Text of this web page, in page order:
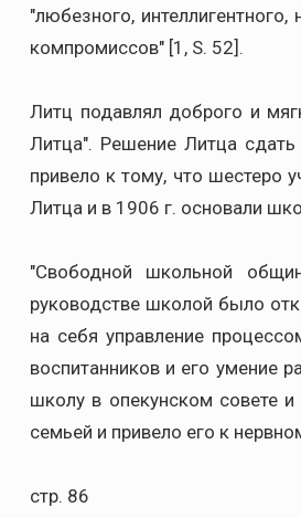
"любезного,
компромиссов" [1, S. 52].
Литц подавлял доброго и
Литца". Решение Литца
привело к тому, что шестеро
Литца и в 1906 г. основали
"Свободной школьной
руководстве школой было
на себя управление
воспитанников и его умение
школу в опекунском совете
семьей и привело его к
стр. 86